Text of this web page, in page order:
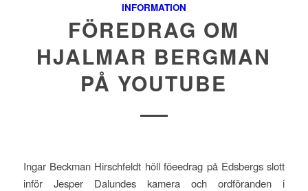
INFORMATION
FÖREDRAG OM
HJALMAR BERGMAN
PÅ YOUTUBE
Ingar Beckman Hirschfeldt höll föeedrag på Edsbergs slott
inför Jesper Dalundes kamera och ordföranden i